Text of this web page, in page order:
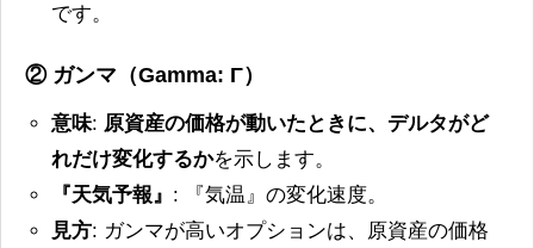
です。
② ガンマ（Gamma: Γ）
意味: 原資産の価格が動いたときに、デルタがど
れだけ変化するかを示します。
『天気予報』 : 『気温』の変化速度。
見方: ガンマが高いオプションは、原資産の価格